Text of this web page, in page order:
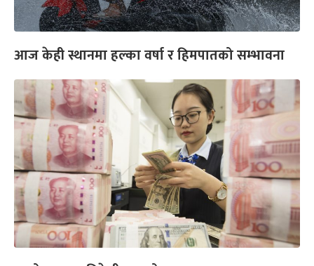
आज केही स्थानमा हल्का वर्षा र हिमपातको सम्भावना